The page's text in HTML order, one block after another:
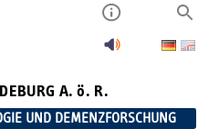
A. ö. R.
UND DEMENZFORSCHUNG